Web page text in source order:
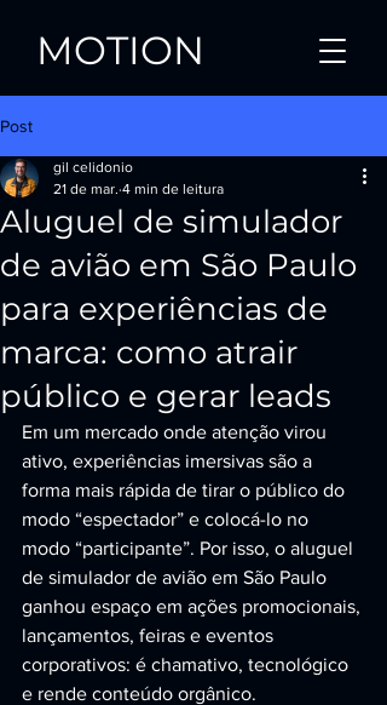
MOTION
Post
Aluguel de simulador
de avião em São Paulo
para experiências de
marca: como atrair
público e gerar leads
gil celidonio
21 de mar. 4 min de leitura
Em um mercado onde atenção virou
ativo, experiências imersivas são a
forma mais rápida de tirar o público do
modo “espectador” e colocá-lo no
modo “participante”. Por isso, o aluguel
de simulador de avião em São Paulo
ganhou espaço em ações promocionais,
lançamentos, feiras e eventos
corporativos: é chamativo, tecnológico
e rende conteúdo orgânico.